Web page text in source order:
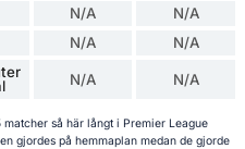
N/A N/A
N/A N/A
N/A N/A
så här långt i Premier League
gjordes på hemmaplan medan de gjorde